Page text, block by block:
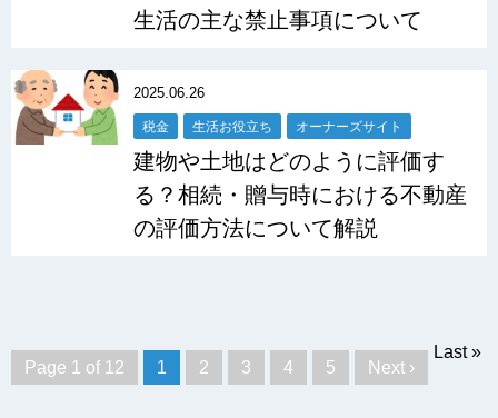
生活の主な禁止事項について
2025.06.26
税金 生活お役立ち オーナーズサイト
建物や土地はどのように評価す
る？相続・贈与時における不動産
の評価方法について解説
Page 1 of 12 1 2 3 4 5 Next ›
Last »